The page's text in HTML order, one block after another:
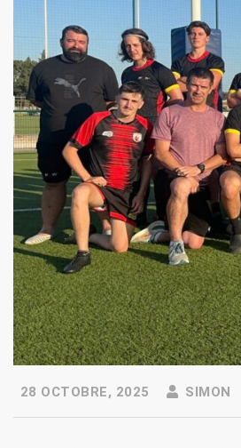
28 OCTOBRE, 2025 SIMON